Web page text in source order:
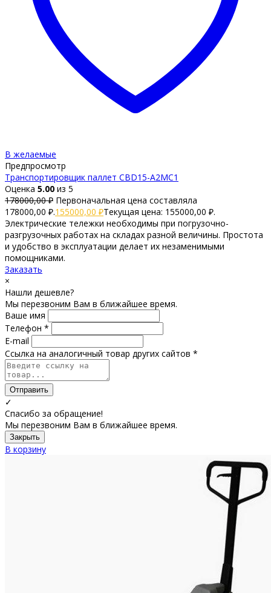
В желаемые
Предпросмотр
Транспортировщик паллет CBD15-A2MC1
Оценка 5.00 из 5
178000,00₽ Первоначальная цена составляла
178000,00 ₽.155000,00 ₽Текущая цена: 155000,00 ₽.
Электрические тележки необходимы при погрузочно-
разгрузочных работах на складах разной величины. Простота
и удобство в эксплуатации делает их незаменимыми
помощниками.
Заказать
×
Нашли дешевле?
Мы перезвоним Вам в ближайшее время.
Ваше имя
Телефон *
E-mail
Ссылка на аналогичный товар других сайтов *
Отправить
✓
Спасибо за обращение!
Мы перезвоним Вам в ближайшее время.
Закрыть
В корзину